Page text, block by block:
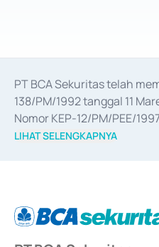
PT BCA Sekuritas telah
138/PM/1992 tanggal 11
Nomor KEP-12/PM/PEE/
merger, akuisisi, divestasi,
LIHAT SELENGKAPNYA